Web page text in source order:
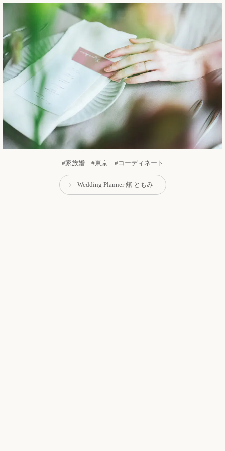
#家族婚 #東京 #コーディネート
Wedding Planner 舘 ともみ